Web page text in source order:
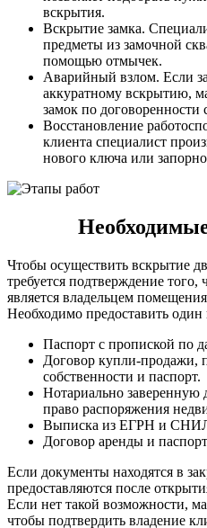
вскрытия.
Вскрытие замка.
предметы из замочной
помощью отмычек.
Аварийный взлом. Если
аккуратному вскрытию,
замок по договоренности
Восстановление
клиента специалист
нового ключа или
Чтобы осуществить вскрытие
требуется подтверждение того,
является владельцем
Необходимо предоставить
Паспорт с пропиской по
Договор купли-продажи,
собственности и паспорт.
Нотариально заверенную
право распоряжения
Выписка из ЕГРН и
Договор аренды и
Если документы находятся в
предоставляются после
Если нет такой возможности,
чтобы подтвердить владение